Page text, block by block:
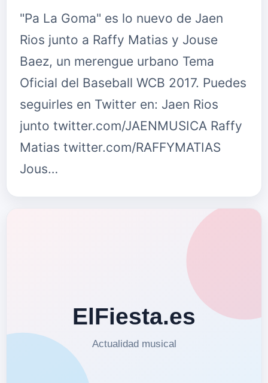
"Pa La Goma" es lo nuevo de Jaen
Rios junto a Raffy Matias y Jouse
Baez, un merengue urbano Tema
Oficial del Baseball WCB 2017. Puedes
seguirles en Twitter en: Jaen Rios
junto twitter.com/JAENMUSICA Raffy
Matias twitter.com/RAFFYMATIAS
Jous…